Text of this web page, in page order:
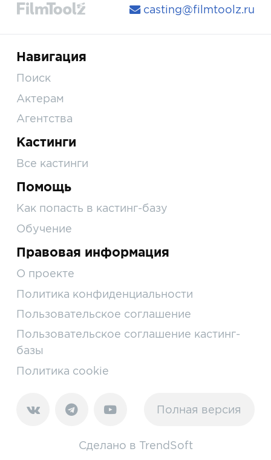
casting@filmtoolz.ru
Навигация
Поиск
Актерам
Агентства
Кастинги
Все кастинги
Помощь
Как попасть в кастинг-базу
Обучение
Правовая информация
О проекте
Политика конфиденциальности
Пользовательское соглашение
Пользовательское соглашение кастинг-
базы
Политика cookie
Полная версия
Сделано в TrendSoft